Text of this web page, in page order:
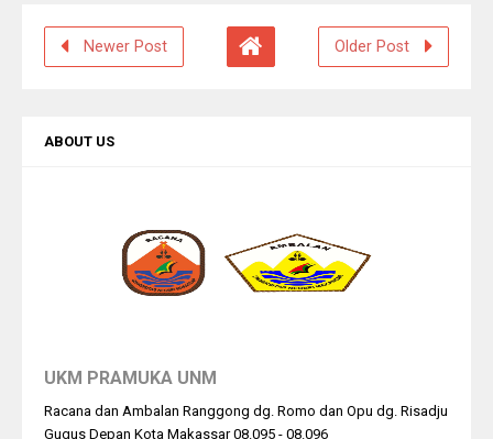
Newer Post Older Post
ABOUT US
UKM PRAMUKA UNM
Racana dan Ambalan Ranggong dg. Romo dan Opu dg. Risadju
Gugus Depan Kota Makassar 08.095 - 08.096